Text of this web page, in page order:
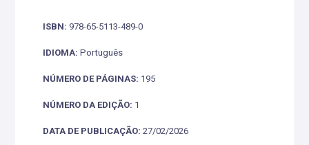
ISBN: 978-65-5113-489-0
IDIOMA: Português
NÚMERO DE PÁGINAS: 195
NÚMERO DA EDIÇÃO: 1
DATA DE PUBLICAÇÃO: 27/02/2026